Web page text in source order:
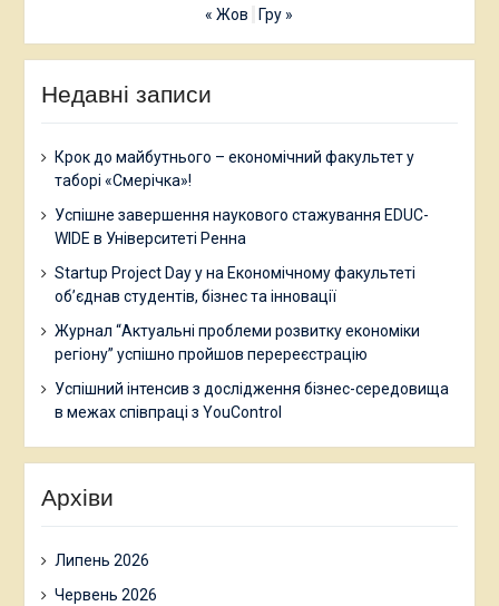
« Жов Гру »
Недавні записи
Крок до майбутнього – економічний факультет у
таборі «Смерічка»!
Успішне завершення наукового стажування EDUC-
WIDE в Університеті Ренна
Startup Project Day у на Економічному факультеті
об’єднав студентів, бізнес та інновації
Журнал “Актуальні проблеми розвитку економіки
регіону” успішно пройшов перереєстрацію
Успішний інтенсив з дослідження бізнес-середовища
в межах співпраці з YouControl
Архіви
Липень 2026
Червень 2026